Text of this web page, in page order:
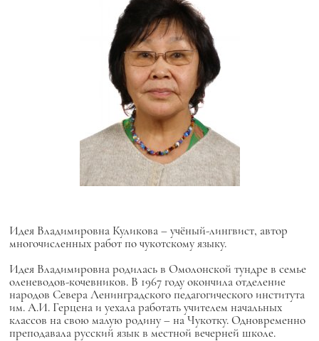
Идея Владимировна Куликова – учёный-лингвист, автор
многочисленных работ по чукотскому языку.
Идея Владимировна родилась в Омолонской тундре в семье
оленеводов-кочевников. В 1967 году окончила отделение
народов Севера Ленинградского педагогического института
им. А.И. Герцена и уехала работать учителем начальных
классов на свою малую родину – на Чукотку. Одновременно
преподавала русский язык в местной вечерней школе.